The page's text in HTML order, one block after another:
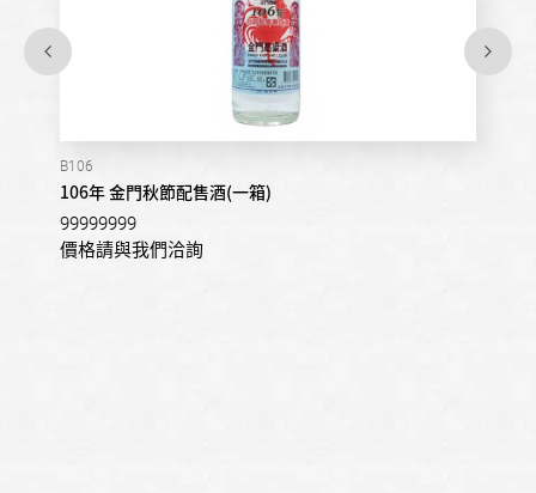
B106
106年 金門秋節配售酒(一箱)
99999999
價格請與我們洽詢